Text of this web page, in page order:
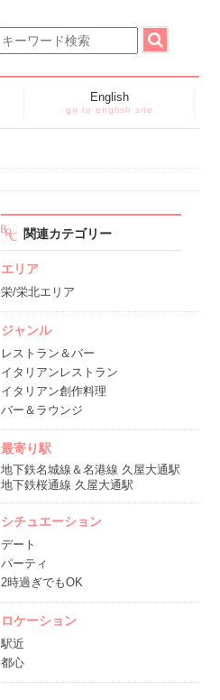
English
go to english site
関連カテゴリー
エリア
栄/栄北エリア
ジャンル
レストラン＆バー
イタリアンレストラン
イタリアン創作料理
バー＆ラウンジ
最寄り駅
地下鉄名城線＆名港線 久屋大通駅
地下鉄桜通線 久屋大通駅
シチュエーション
デート
パーティ
2時過ぎでもOK
ロケーション
駅近
都心